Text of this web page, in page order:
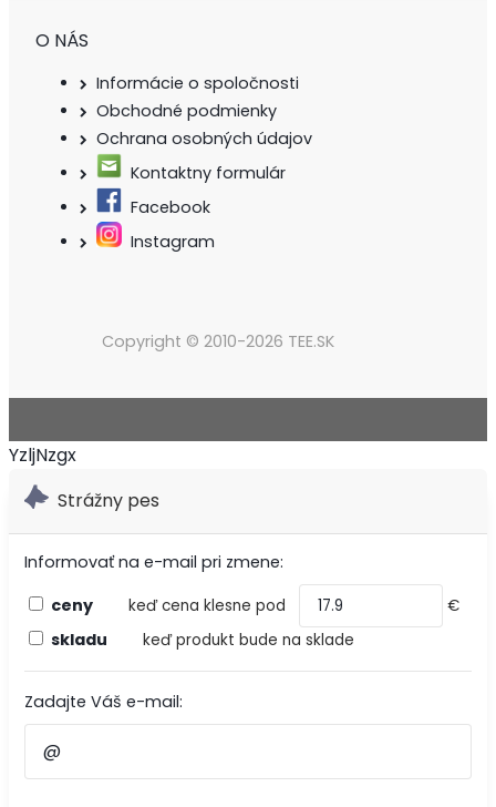
O NÁS
Informácie o spoločnosti
Obchodné podmienky
Ochrana osobných údajov
Kontaktny formulár
Facebook
Instagram
Copyright © 2010-2026 TEE.SK
YzljNzgx
Strážny pes
Informovať na e-mail pri zmene:
ceny
keď cena klesne pod €
skladu keď produkt bude na sklade
Zadajte Váš e-mail: